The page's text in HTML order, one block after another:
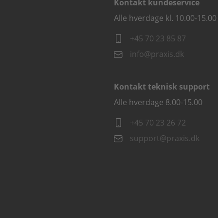
Kontakt kundeservice
Alle hverdage kl. 10.00-15.00
+45 70 23 85 87
info@praxis.dk
Kontakt teknisk support
Alle hverdage 8.00-15.00
+45 70 23 26 72
support@praxis.dk